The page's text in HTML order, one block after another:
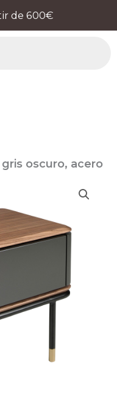
de 600€
oscuro, acero